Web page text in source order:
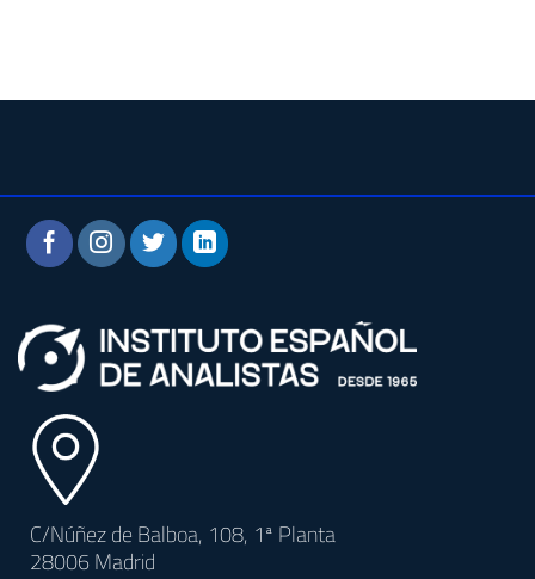
C/Núñez de Balboa, 108, 1ª Planta
28006 Madrid